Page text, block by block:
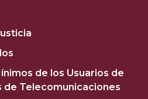
de los Usuarios de
de Telecomunicaciones